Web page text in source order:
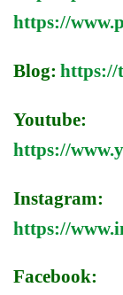
https://
Blog: https://
Youtube:
https://
Instagram:
https://
Facebook: